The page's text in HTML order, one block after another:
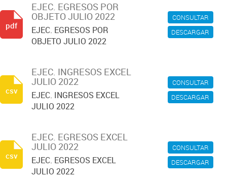
CONSULTAR
DESCARGAR
EJEC. EGRESOS POR
OBJETO JULIO 2022
EJEC. EGRESOS POR
OBJETO JULIO 2022
pdf
CONSULTAR
DESCARGAR
EJEC. INGRESOS EXCEL
JULIO 2022
EJEC. INGRESOS EXCEL
JULIO 2022
csv
CONSULTAR
DESCARGAR
EJEC. EGRESOS EXCEL
JULIO 2022
EJEC. EGRESOS EXCEL
JULIO 2022
csv